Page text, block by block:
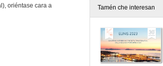
oriéntase cara a
Tamén che interesan